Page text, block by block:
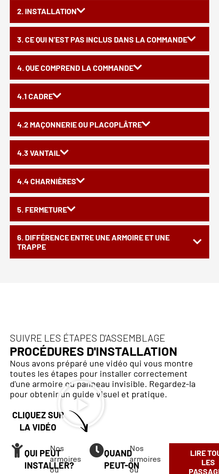
2. INSTALLATION
3. CE QUI N'EST PAS INCLUS DANS LA COMMANDE
4. QUE COMPREND LA COMMANDE
4.1 CADRE
4.2 MAÇONNERIE OU PLACOPLÂTRE
4.3 VANTAIL
4.4 CHARNIÈRES
5. FERMETURE
6. DIFFÉRENCE ENTRE UNE ARMOIRE ET UNE
TRAPPE
SUIVRE LES ÉTAPES D'ASSEMBLAGE
PROCÉDURES D'INSTALLATION
Nous avons préparé une vidéo qui vous montre
toutes les étapes pour installer correctement
d'une armoire ou panneau invisible. Regardez-la
pour obtenir un guide visuel et pratique.
CLIQUEZ SUR
LA VIDÉO
QUI PEUT
INSTALLER?
Nos
armoires
ou
QUAND
PEUT-ON
Nos
armoires
ou
LIRE
LES